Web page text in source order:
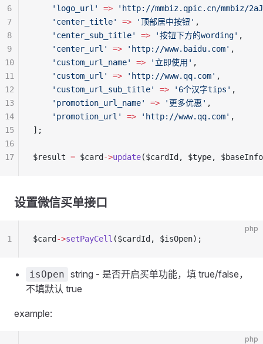
    'logo_url'
=> 'http://mmbiz.qpic.cn/mmbiz/
    'center_title'
=> '顶部居中按钮' ,
    'center_sub_title'
=> '按钮下方的wording' ,
    'center_url'
=> 'http://www.baidu.com' ,
    'custom_url_name'
=> '立即使用' ,
    'custom_url'
=> 'http://www.qq.com' ,
    'custom_url_sub_title'
=> '6个汉字tips' ,
    'promotion_url_name'
=> '更多优惠' ,
    'promotion_url'
=> 'http://www.qq.com' ,
];
$result = $card ->update($cardId, $type,
6
7
8
9
10
11
12
13
14
15
16
17
设置微信买单接口
php
$card ->setPayCell ($cardId, $isOpen);
1
isOpen string - 是否开启买单功能，填 true/false，
不填默认 true
example:
php